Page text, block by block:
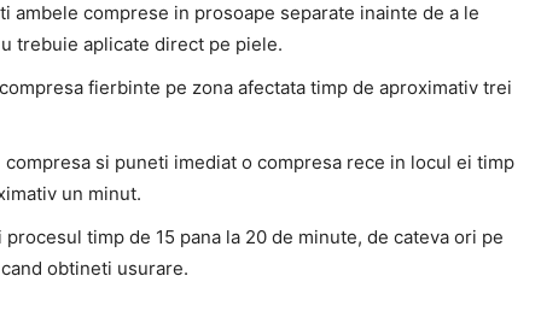
ambele comprese in prosoape separate inainte de a le
trebuie aplicate direct pe piele.
fierbinte pe zona afectata timp de aproximativ trei
compresa si puneti imediat o compresa rece in locul ei timp
un minut.
procesul timp de 15 pana la 20 de minute, de cateva ori pe
obtineti usurare.